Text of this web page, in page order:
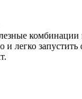
комбинации
и легко запустить